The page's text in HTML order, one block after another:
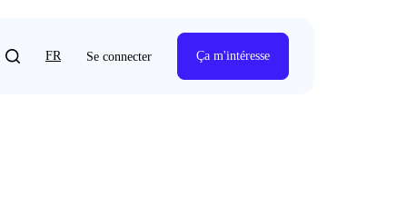
FR Se connecter Ça m'intéresse